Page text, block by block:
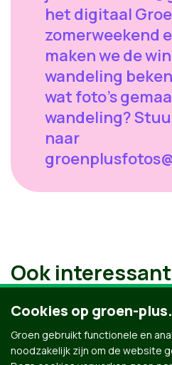
het digitaal
zomerweekend
maken we de
wandeling
wat foto's
wandeling?
naar
Ook interessant
Cookies op groen-
Groen gebruikt functionele en
noodzakelijk zijn om de website